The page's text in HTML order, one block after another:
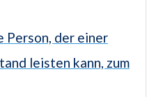
Person, der einer
leisten kann, zum